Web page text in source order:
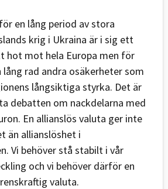
en lång period av stora
krig i Ukraina är i sig ett
hot mot hela Europa men för
lång rad andra osäkerheter som
långsiktiga styrka. Det är
debatten om nackdelarna med
En allianslös valuta ger inte
än allianslöshet i
Vi behöver stå stabilt i vår
och vi behöver därför en
valuta.